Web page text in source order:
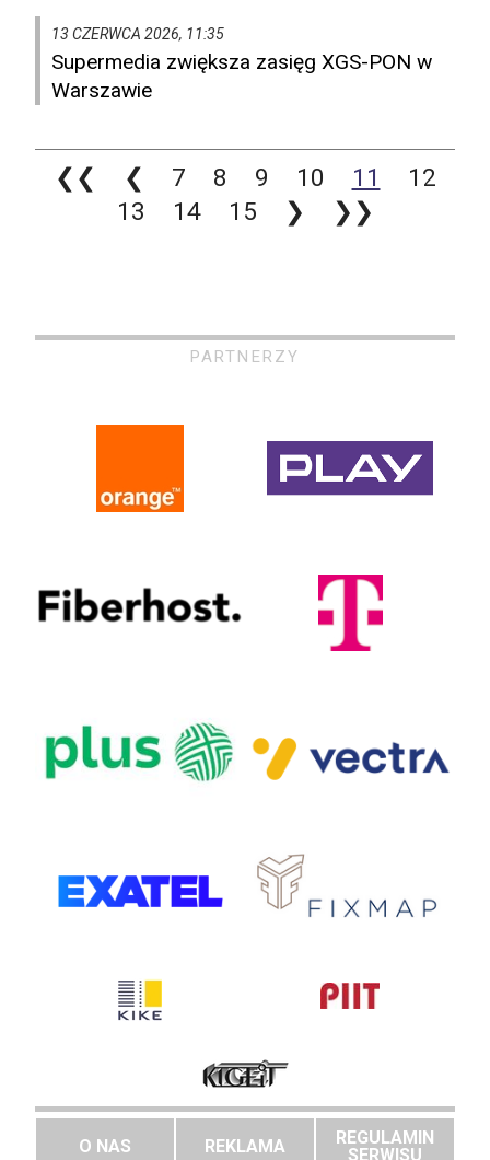
13 CZERWCA 2026, 11:35
Supermedia zwiększa zasięg XGS-PON w
Warszawie
❮❮ ❮ 7 8 9 10 11
12
13
14 15 ❯ ❯❯
PARTNERZY
O NAS REKLAMA
REGULAMIN
SERWISU